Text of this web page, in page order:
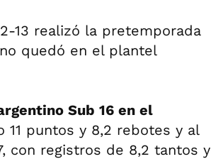
13 realizó la pretemporada
quedó en el plantel
Sub 16 en el
11 puntos y 8,2 rebotes y al
con registros de 8,2 tantos y